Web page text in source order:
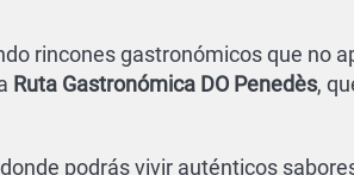
rincones gastronómicos que no
Ruta Gastronómica DO Penedès,
podrás vivir auténticos